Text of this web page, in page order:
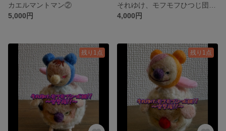
カエルマントマン②
5,000円
4,000円
残り1点 残り1点